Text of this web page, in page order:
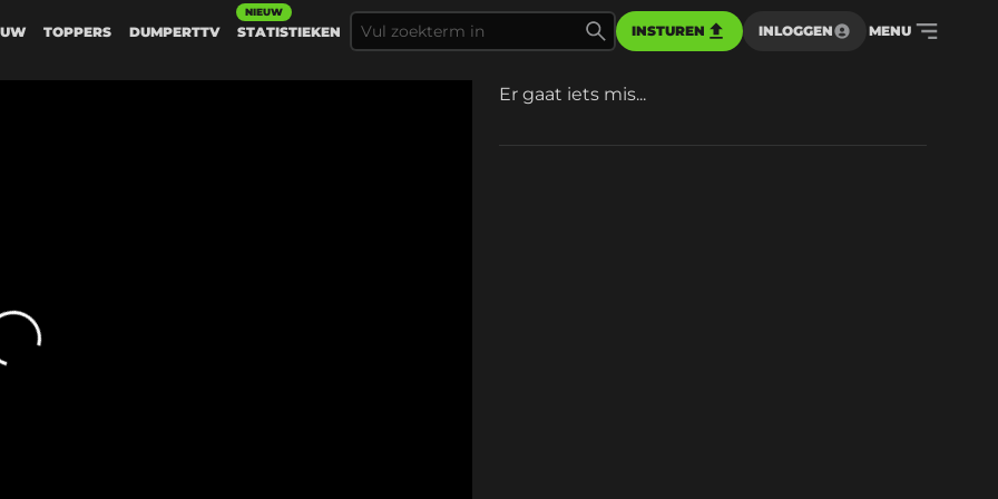
TOPPERS DUMPERTTV STATISTIEKEN
NIEUW
INSTUREN INLOGGEN MENU
Er gaat iets mis...